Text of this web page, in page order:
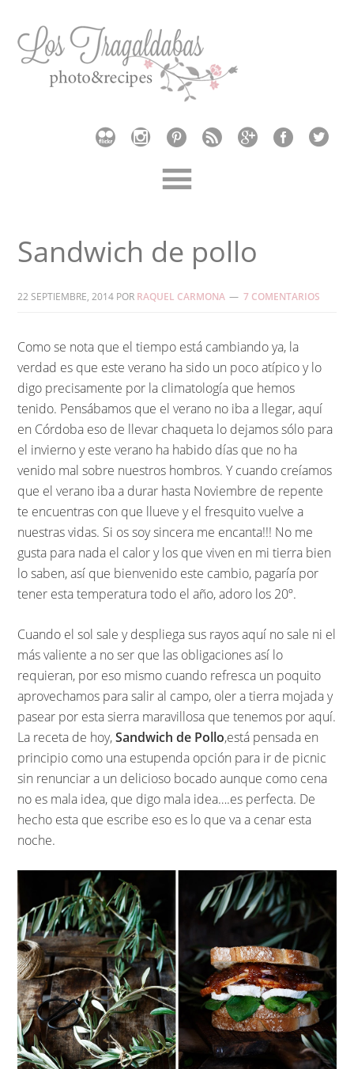
Sandwich de pollo
22 SEPTIEMBRE, 2014 POR RAQUEL CARMONA 7 COMENTARIOS
Como se nota que el tiempo está cambiando ya, la
verdad es que este verano ha sido un poco atípico y lo
digo precisamente por la climatología que hemos
tenido. Pensábamos que el verano no iba a llegar, aquí
en Córdoba eso de llevar chaqueta lo dejamos sólo para
el invierno y este verano ha habido días que no ha
venido mal sobre nuestros hombros. Y cuando creíamos
que el verano iba a durar hasta Noviembre de repente
te encuentras con que llueve y el fresquito vuelve a
nuestras vidas. Si os soy sincera me encanta!!! No me
gusta para nada el calor y los que viven en mi tierra bien
lo saben, así que bienvenido este cambio, pagaría por
tener esta temperatura todo el año, adoro los 20º.
Cuando el sol sale y despliega sus rayos aquí no sale ni el
más valiente a no ser que las obligaciones así lo
requieran, por eso mismo cuando refresca un poquito
aprovechamos para salir al campo, oler a tierra mojada y
pasear por esta sierra maravillosa que tenemos por aquí.
La receta de hoy,Sandwich de Pollo,está pensada en
principio como una estupenda opción para ir de picnic
sin renunciar a un delicioso bocado aunque como cena
no es mala idea, que digo mala idea….es perfecta. De
hecho esta que escribe eso es lo que va a cenar esta
noche.